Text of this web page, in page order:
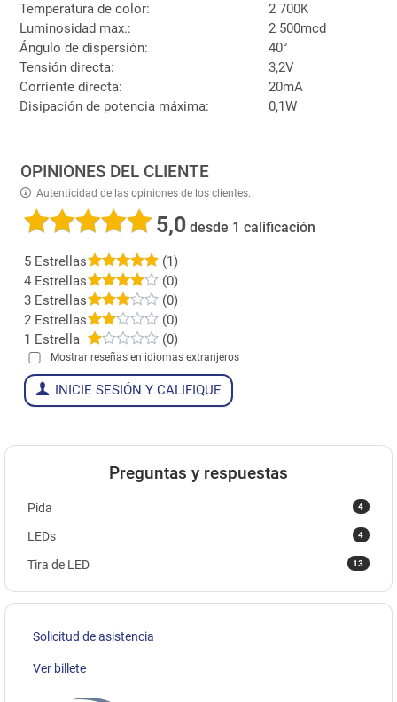
Temperatura de color:
2 700K
Luminosidad max.:
2 500mcd
Ángulo de dispersión:
40°
Tensión directa:
3,2V
Corriente directa:
20mA
Disipación de potencia máxima:
0,1W
OPINIONES DEL CLIENTE
Autenticidad de las opiniones de los clientes.
5,0desde 1 calificación
5 Estrellas
(1)
4 Estrellas
(0)
3 Estrellas
(0)
2 Estrellas
(0)
1 Estrella
(0)
Mostrar reseñas en idiomas extranjeros
INICIE SESIÓN Y CALIFIQUE
Preguntas y respuestas
4
Pida
4
LEDs
13
Tira de LED
Solicitud de asistencia
Ver billete